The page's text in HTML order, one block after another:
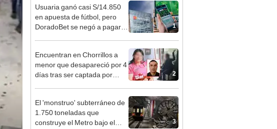
1
Usuaria ganó casi S/14.850
en apuesta de fútbol, pero
DoradoBet se negó a pagar:
2
Encuentran en Chorrillos a
menor que desapareció por 4
días tras ser captada por
3
El 'monstruo' subterráneo de
1.750 toneladas que
construye el Metro bajo el